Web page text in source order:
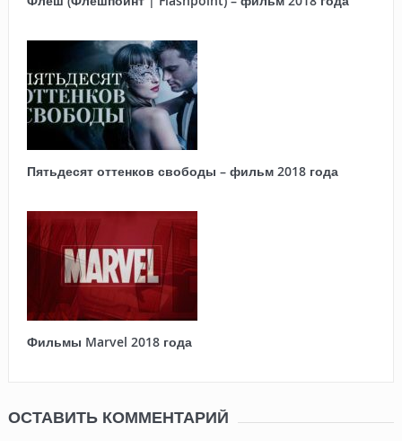
Пятьдесят оттенков свободы – фильм 2018 года
Фильмы Marvel 2018 года
ОСТАВИТЬ КОММЕНТАРИЙ